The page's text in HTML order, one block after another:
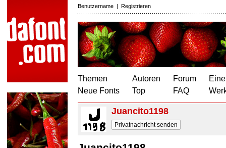
Benutzername | Registrieren
Themen
Neue Fonts
Autoren
Top
Forum
FAQ
Juancito1198
Privatnachricht senden